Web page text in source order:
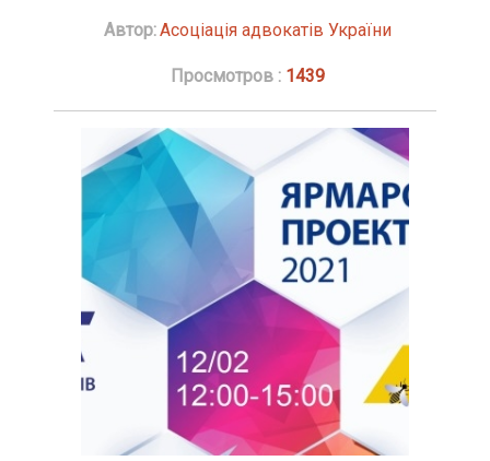
Автор:Асоціація адвокатів України
Просмотров : 1439